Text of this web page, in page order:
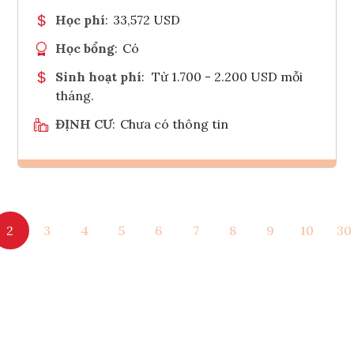
Học phí: 33,572 USD
Học bổng: Có
Sinh hoạt phí: Từ 1.700 - 2.200 USD mỗi
tháng.
ĐỊNH CƯ: Chưa có thông tin
Tham vấn Interlink
2 3 4 5 6 7 8 9 10 30